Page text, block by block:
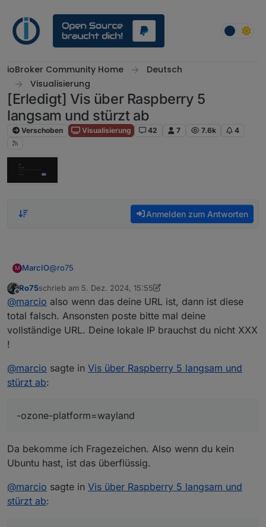
ioBroker Community Home
Deutsch
Visualisierung
[Erledigt] Vis über Raspberry 5
langsam und stürzt ab
Verschoben Visualisierung 42 7 7.6k 4
Anmelden zum Antworten
M MarcIO@ro75
Das ist die Kioskeinstellung bei mir. Dadurch dass der
Browser mir den Error 5 ausgibt und dieser mit
Cookies und Cache zu tun haben kann, habe ich alles
mögliche abgeschaltet.
chromium-browser --enable-
features=UseOzonePlatform --ozone-
platform=wayland --disk-cache-dir=/dev/null --disk-
--disable-features=Cookies --clear-cache --incognito
Offline
Ro75schrieb am 5. Dez. 2024, 15:55
zuletzt editiert von Ro7512. Mai 2024, 16:59
@marcio also wenn das deine URL ist, dann ist diese
total falsch. Ansonsten poste bitte mal deine
vollständige URL. Deine lokale IP brauchst du nicht XXX
!
@marcio sagte in Vis über Raspberry 5 langsam und
stürzt ab:
-ozone-platform=wayland
Da bekomme ich Fragezeichen. Also wenn du kein
Ubuntu hast, ist das überflüssig.
@marcio sagte in Vis über Raspberry 5 langsam und
stürzt ab: